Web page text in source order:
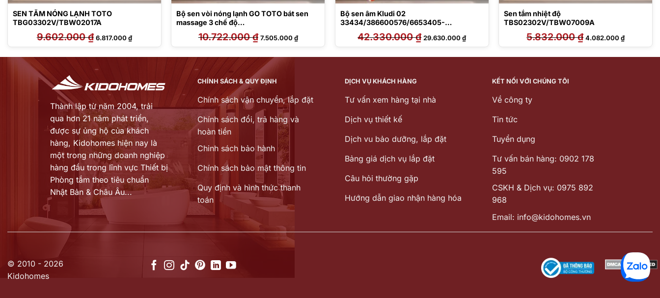
SEN TẮM NÓNG LẠNH TOTO
TBG03302V/TBW02017A
9.602.000₫ Giá
gốc
là:
6.817.000₫Giá
hiện
tại
6.817.000 ₫.
Bộ sen vòi nóng lạnh GO TOTO bát sen
massage 3 chế độ
TBG01302VA/TBW01035V
10.722.000₫ Giá
gốc
là:
7.505.000₫Giá
hiện
tại
7.505.000 ₫.
Bộ sen âm Kludi 02
33434/386600576/6653405-
00/6651005-00/6306005-
00/6803005-00
42.330.000₫ Giá
gốc
là:
29.630.000₫Giá
hiện
tại
29.630.000 ₫.
Sen tắm nhiệt độ
TBS02302V/TBW07009A
5.832.000₫ Giá
gốc
là:
4.082.000₫Giá
hiện
tại
4.082.000
₫.
Thành lập từ năm 2004, trải
qua hơn 21 năm phát triển,
được sự ủng hộ của khách
hàng, Kidohomes hiện nay là
một trong những doanh nghiệp
hàng đầu trong lĩnh vực Thiết bị
Phòng tắm theo tiêu chuẩn
Nhật Bản & Châu Âu...
CHÍNH SÁCH & QUY ĐỊNH
Chính sách vận chuyển, lắp đặt
Chính sách đổi, trả hàng và
hoàn tiền
Chinh sách bảo hành
Chính sách bảo mật thông tin
Quy định và hình thức thanh
toán
DỊCH VỤ KHÁCH HÀNG
Tư vấn xem hàng tại nhà
Dịch vụ thiết kế
Dịch vu bảo dưỡng, lắp đặt
Bảng giá dịch vụ lắp đặt
Câu hỏi thường gặp
Hướng dẫn giao nhận hàng hóa
KẾT NỐI VỚI CHÚNG TÔI
Về công ty
Tin tức
Tuyển dụng
Tư vấn bán hàng: 0902 178
595
CSKH & Dịch vụ: 0975 892
968
Email: info@kidohomes.vn
© 2010 - 2026
Kidohomes